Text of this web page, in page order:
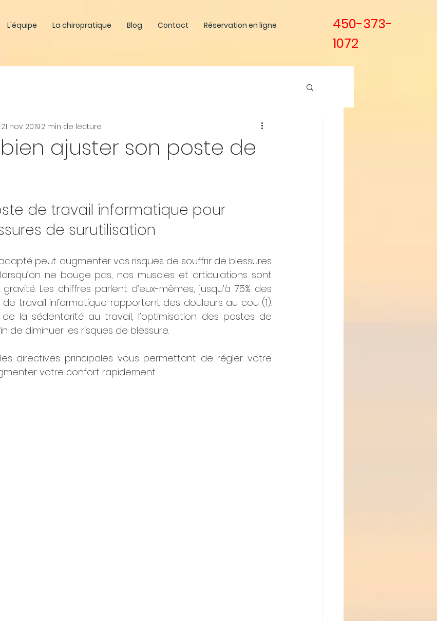
L'équipe La chiropratique Blog Contact Réservation en ligne
450-373-
1072
ajuster son poste de
21 nov. 20192 min de lecture
de travail informatique pour
de surutilisation
peut augmenter vos risques de souffrir de blessures
ne bouge pas, nos muscles et articulations sont
Les chiffres parlent d’eux-mêmes, jusqu’à 75% des
travail informatique rapportent des douleurs au cou (1).
la sédentarité au travail, l’optimisation des postes de
de diminuer les risques de blessure.
directives principales vous permettant de régler votre
votre confort rapidement.